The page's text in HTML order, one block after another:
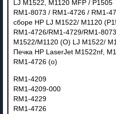
LJ M1522, M1120 MFP / P1505
RM1-8073 / RM1-4726 / RM1-
сборе HP LJ M1522/ M1120
RM1-4726/RM1-4729/RM1-
M1522/M1120 (O) LJ M1522/
Печка HP LaserJet M1522nf,
RM1-4726 (o)
RM1-4209
RM1-4209-000
RM1-4229
RM1-4726